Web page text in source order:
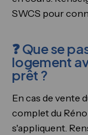
SWCS pour
❓ Que se
logement
prêt ?
En cas de vente
complet du
s'appliquent.